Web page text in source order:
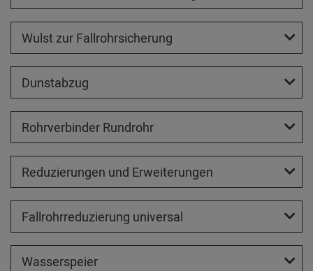
Wulst zur Fallrohrsicherung
Dunstabzug
Rohrverbinder Rundrohr
Reduzierungen und Erweiterungen
Fallrohrreduzierung universal
Wasserspeier